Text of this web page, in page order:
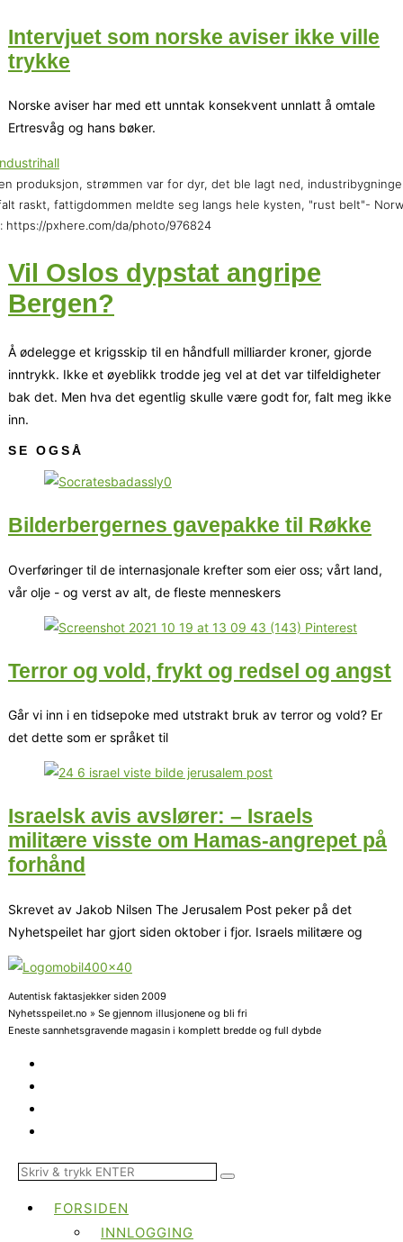
Intervjuet som norske aviser ikke ville
trykke
Norske aviser har med ett unntak konsekvent unnlatt å omtale
Ertresvåg og hans bøker.
produksjon, strømmen var for dyr, det ble lagt ned,
raskt, fattigdommen meldte seg langs hele kysten, "rust belt"-
https://pxhere.com/da/photo/976824
Vil Oslos dypstat angripe
Bergen?
Å ødelegge et krigsskip til en håndfull milliarder kroner, gjorde
inntrykk. Ikke et øyeblikk trodde jeg vel at det var tilfeldigheter
bak det. Men hva det egentlig skulle være godt for, falt meg ikke
inn.
SE OGSÅ
Bilderbergernes gavepakke til Røkke
Overføringer til de internasjonale krefter som eier oss; vårt land,
vår olje - og verst av alt, de fleste menneskers
Terror og vold, frykt og redsel og angst
Går vi inn i en tidsepoke med utstrakt bruk av terror og vold? Er
det dette som er språket til
Israelsk avis avslører: – Israels
militære visste om Hamas-angrepet på
forhånd
Skrevet av Jakob Nilsen The Jerusalem Post peker på det
Nyhetspeilet har gjort siden oktober i fjor. Israels militære og
Autentisk faktasjekker siden 2009
Nyhetsspeilet.no » Se gjennom illusjonene og bli fri
Eneste sannhetsgravende magasin i komplett bredde og full dybde
FORSIDEN
INNLOGGING